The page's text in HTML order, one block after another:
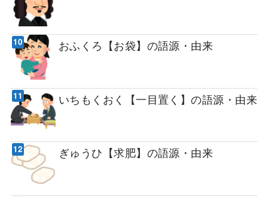
おふくろ【お袋】の語源・由来
いちもくおく【一目置く】の語源・由来
ぎゅうひ【求肥】の語源・由来